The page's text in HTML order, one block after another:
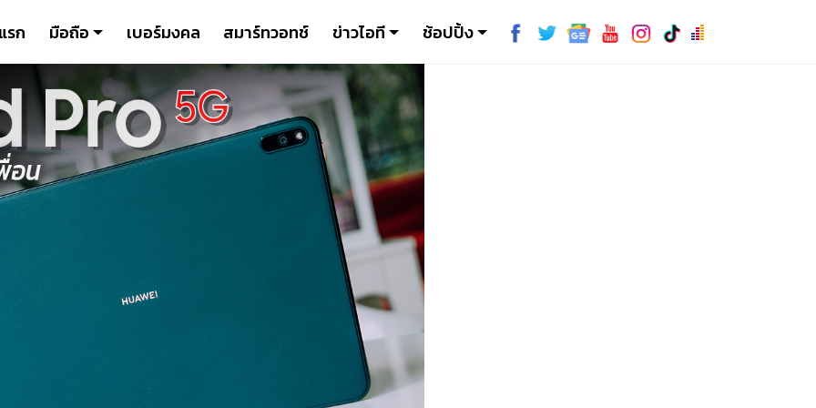
รก มือถือ เบอร์มงคล สมาร์ทวอทช์ ข่าวไอที ช้อปปิ้ง